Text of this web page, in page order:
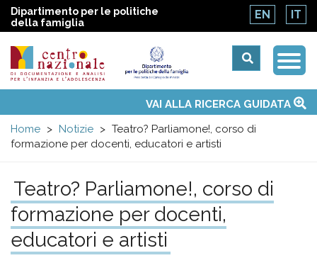
Dipartimento per le politiche
della famiglia
EN IT
Centro
nazionale
di
Documentazione
e
menu
Temi
Attività
Convenzione ONUVAI ALLA RICERCA GUIDATA
Home
Notizie
Teatro? Parliamone!, corso di
formazione per docenti, educatori e artisti
Teatro? Parliamone!, corso di
formazione per docenti,
educatori e artisti